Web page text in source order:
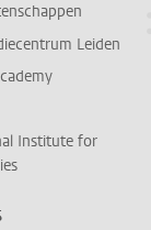
Leiden
Institute for